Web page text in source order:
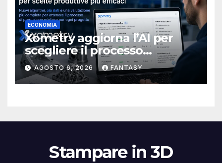
ECONOMIA
Xometry aggiorna l’AI per
scegliere il processo
produttivo più adatto
AGOSTO 6, 2026 FANTASY
Stampare in 3D